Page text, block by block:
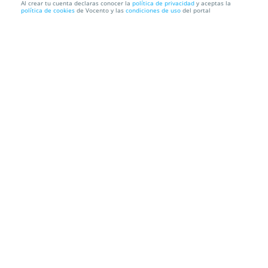
Dos noches de alojamiento en Los Marines (Sierra
Al crear tu cuenta declaras conocer la política de privacidad y aceptas la
política de cookies de Vocento y las condiciones de uso del portal